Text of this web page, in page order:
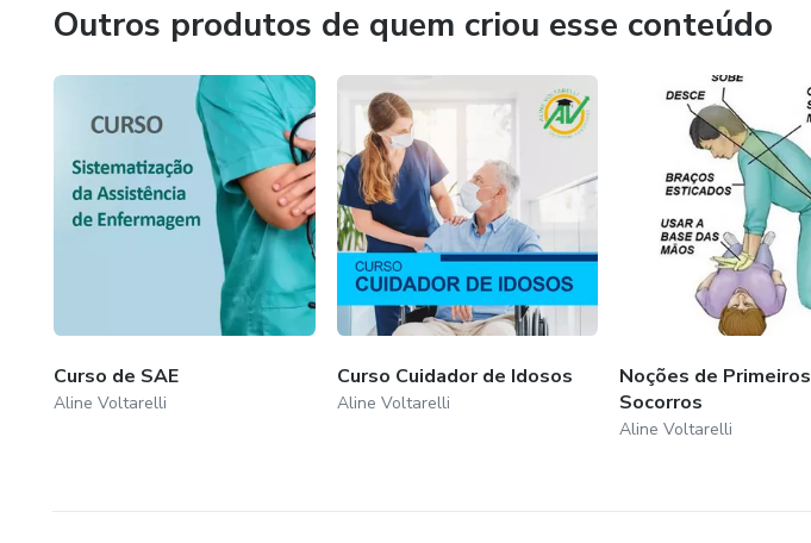
Outros produtos de quem criou esse conteúdo
Curso de SAE
Aline Voltarelli
Curso Cuidador de Idosos
Aline Voltarelli
Noções de Primeiros
Socorros
Aline Voltarelli